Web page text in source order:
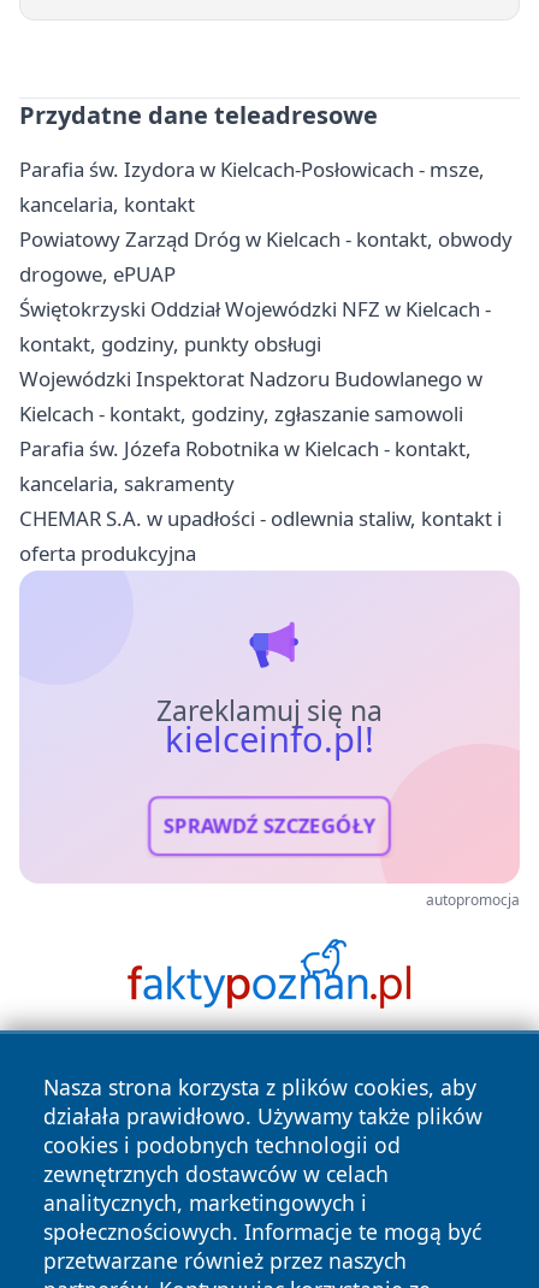
Przydatne dane teleadresowe
Parafia św. Izydora w Kielcach-Posłowicach - msze,
kancelaria, kontakt
Powiatowy Zarząd Dróg w Kielcach - kontakt, obwody
drogowe, ePUAP
Świętokrzyski Oddział Wojewódzki NFZ w Kielcach -
kontakt, godziny, punkty obsługi
Wojewódzki Inspektorat Nadzoru Budowlanego w
Kielcach - kontakt, godziny, zgłaszanie samowoli
Parafia św. Józefa Robotnika w Kielcach - kontakt,
kancelaria, sakramenty
CHEMAR S.A. w upadłości - odlewnia staliw, kontakt i
oferta produkcyjna
Zareklamuj się na
kielceinfo.pl!
SPRAWDŹ SZCZEGÓŁY
autopromocja
Nasza strona korzysta z plików cookies, aby
działała prawidłowo. Używamy także plików
cookies i podobnych technologii od
zewnętrznych dostawców w celach
analitycznych, marketingowych i
społecznościowych. Informacje te mogą być
przetwarzane również przez naszych
Copyright © 2026 kielceinfo.pl Wszystkie prawa zastrzeżone.